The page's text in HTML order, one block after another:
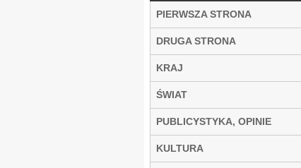
PIERWSZA STRONA
DRUGA STRONA
KRAJ
ŚWIAT
PUBLICYSTYKA, OPINIE
KULTURA